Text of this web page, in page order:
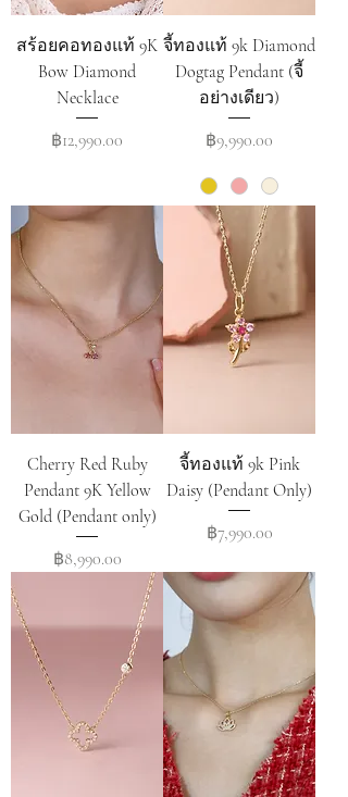
สร้อยคอทองแท้ 9K
Bow Diamond
Necklace
Price
฿12,990.00
จี้ทองแท้ 9k Diamond
Dogtag Pendant (จี้
อย่างเดียว)
Price
฿9,990.00
Cherry Red Ruby
Pendant 9K Yellow
Gold (Pendant only)
Price
฿8,990.00
จี้ทองแท้ 9k Pink
Daisy (Pendant Only)
Price
฿7,990.00